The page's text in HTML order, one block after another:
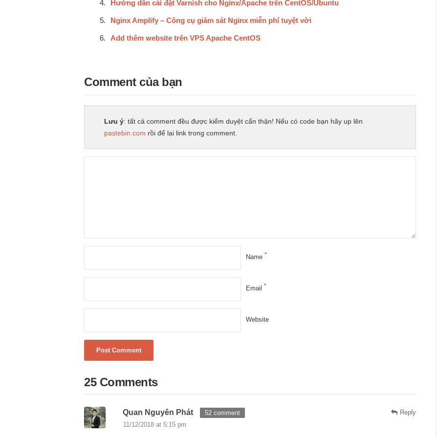
Hướng dẫn cài đặt Varnish cho Nginx/Apache trên CentOS/Ubuntu
Nginx Amplify – Công cụ giám sát Nginx miễn phí tuyệt vời
Add thêm website trên VPS Apache CentOS
Comment của bạn
Lưu ý: tất cả comment đều được kiểm duyệt cẩn thận! Nếu có code bạn hãy up lên
pastebin.com rồi để lại link trong comment.
Name *
Email *
Website
25 Comments
Reply
Quan Nguyên Phát
52 comment
11/12/2018 at 5:15 pm